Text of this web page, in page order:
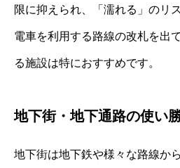
限に抑えられ、「濡れる」のリ
電車を利用する路線の改札を出
る施設は特におすすめです。
地下街・地下通路の使い
地下街は地下鉄や様々な路線か